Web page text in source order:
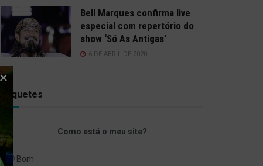
Bell Marques confirma live
especial com repertório do
show ‘Só As Antigas’
6 DE ABRIL DE 2020
Enquetes
Como está o meu site?
Bom